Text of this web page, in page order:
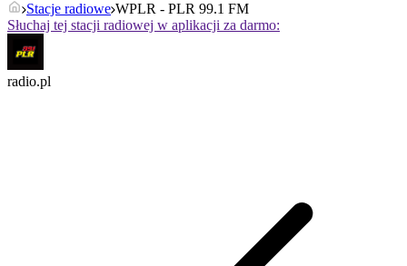
Stacje radiowe WPLR - PLR 99.1 FM
Słuchaj tej stacji radiowej w aplikacji za darmo:
radio.pl